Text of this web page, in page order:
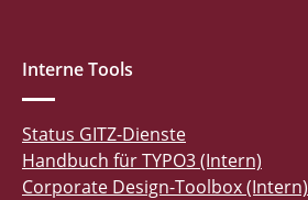
Interne Tools
Status GITZ-Dienste
Handbuch für TYPO3 (Intern)
Corporate Design-Toolbox (Intern)